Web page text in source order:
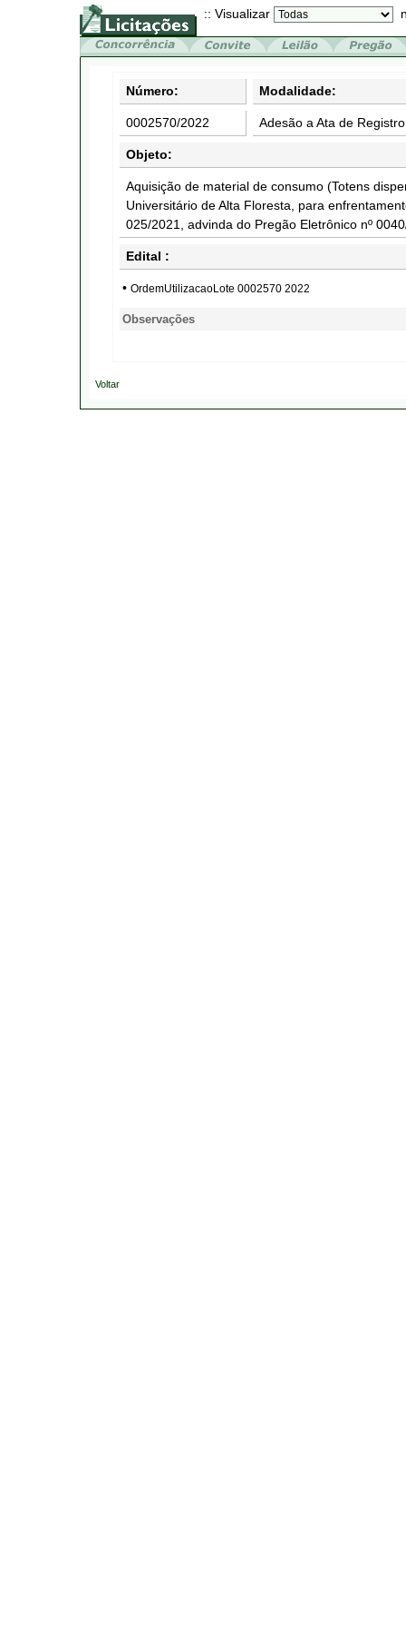
:: Visualizar
Número: Modalidade:
0002570/2022 Adesão a Ata de
Objeto:
Aquisição de material de consumo (Totens
Universitário de Alta Floresta, para
025/2021, advinda do Pregão Eletrônico nº
Edital :
• OrdemUtilizacaoLote 0002570 2022
Observações
Voltar